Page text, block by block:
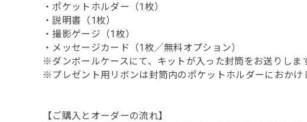
・ポケットホルダー（1枚）
・説明書（1枚）
・撮影ゲージ（1枚）
・メッセージカード（1枚／無料オプション）
※ダンボールケースにて、キットが入った封筒をお送りします
※プレゼント用リボンは封筒内のポケットホルダーにおかけ
【ご購入とオーダーの流れ】